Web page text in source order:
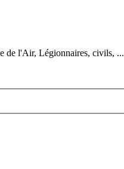
de l'Air, Légionnaires, civils, ...